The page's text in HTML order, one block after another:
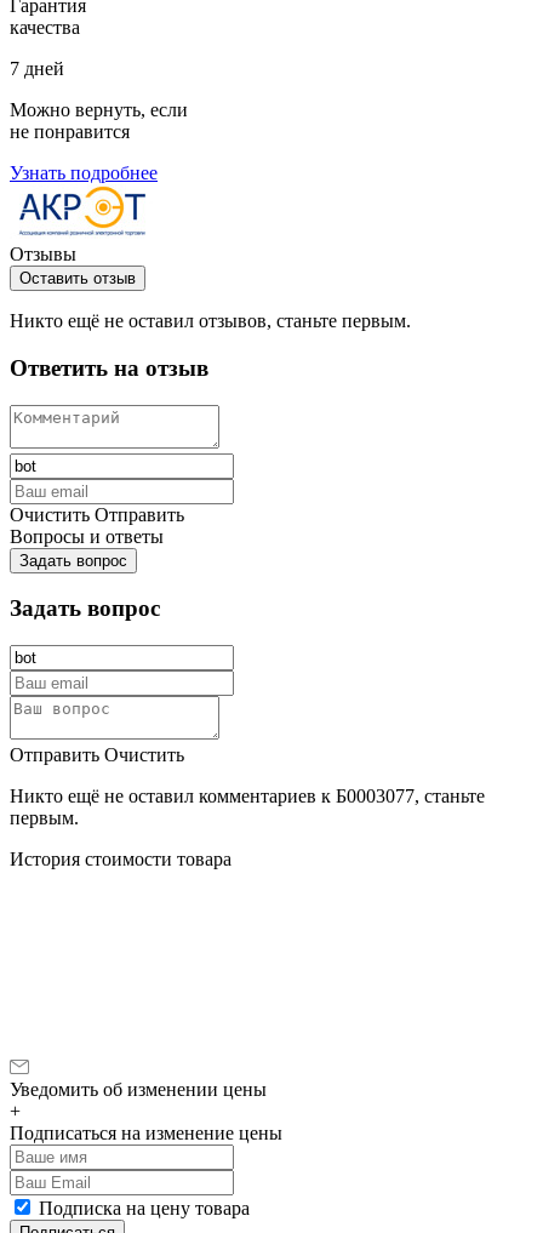
Гарантия
качества
7 дней
Можно вернуть, если
не понравится
Узнать подробнее
Отзывы
Оставить отзыв
Никто ещё не оставил отзывов, станьте первым.
Ответить на отзыв
Очистить Отправить
Вопросы и ответы
Задать вопрос
Задать вопрос
Отправить Очистить
Никто ещё не оставил комментариев к Б0003077, станьте
первым.
История стоимости товара
Уведомить об изменении цены
+
Подписаться на изменение цены
Подписка на цену товара